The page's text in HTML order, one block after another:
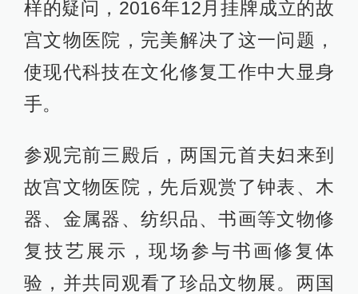
样的疑问，2016年12月挂牌成立的故
宫文物医院，完美解决了这一问题，
使现代科技在文化修复工作中大显身
手。
参观完前三殿后，两国元首夫妇来到
故宫文物医院，先后观赏了钟表、木
器、金属器、纺织品、书画等文物修
复技艺展示，现场参与书画修复体
验，并共同观看了珍品文物展。两国